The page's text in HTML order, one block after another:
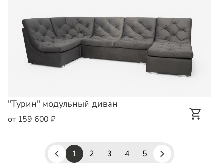
"Турин" модульный диван
от 159 600 ₽
1 2 3 4 5